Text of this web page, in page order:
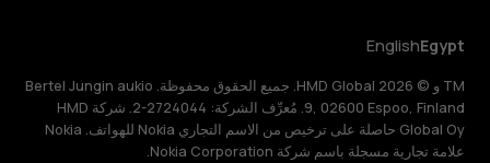
Egypt
English
TM و © 2026 HMD Global. جميع الحقوق محفوظة. Bertel Jungin aukio
9, 02600 Espoo, Finland. مُعرِّف الشركة: 2724044-2. شركة HMD
Global Oy حاصلة على ترخيص من الاسم التجاري Nokia للهواتف. Nokia
علامة تجارية مسجلة باسم شركة Nokia Corporation.